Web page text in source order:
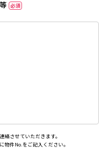
必須
させていただきます。
件No.をご記入ください。